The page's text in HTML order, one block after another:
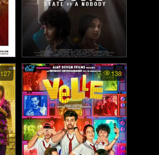
Court State Vs A Nobody
(2025)
127 138